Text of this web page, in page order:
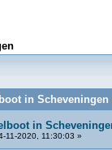
in Scheveningen
in
11-2020, 11:30:03 »